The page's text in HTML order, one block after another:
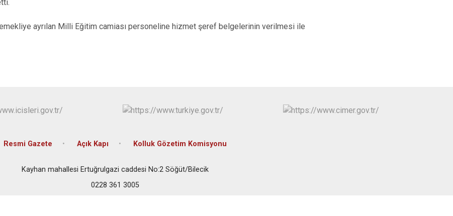
Yenipazar
ayrılan Milli Eğitim camiası personeline hizmet şeref belgelerinin verilmesi ile
Resmi Gazete Açık Kapı Kolluk Gözetim Komisyonu
Kayhan mahallesi Ertuğrulgazi caddesi No:2 Söğüt/Bilecik
0228 361 3005